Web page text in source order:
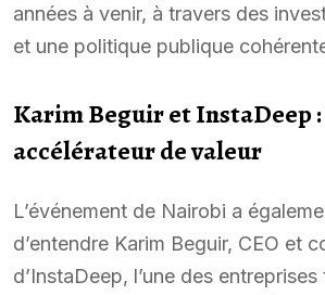
années à venir, à travers des
et une politique publique
Karim Beguir et InstaDeep
accélérateur de valeur
L’événement de Nairobi a
d’entendre Karim Beguir, CEO et
d’InstaDeep, l’une des